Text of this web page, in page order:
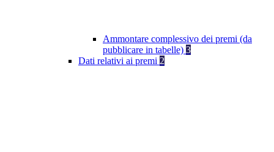
Ammontare complessivo dei premi (da
pubblicare in tabelle) 3
Dati relativi ai premi 2